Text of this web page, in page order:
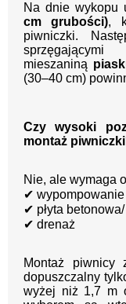
Na dnie wykopu
cm grubości),
piwniczki.
mieszaniną
(30–40 cm)
Czy wysoki
montaż
Nie, ale wymaga
✔
✔ płyta
✔ drenaż
Montaż piwnicy
dopuszczalny
wyżej niż 1,7 m